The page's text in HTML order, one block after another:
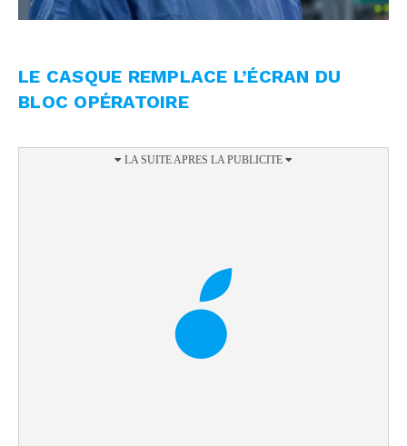
LE CASQUE REMPLACE L’ÉCRAN DU
BLOC OPÉRATOIRE